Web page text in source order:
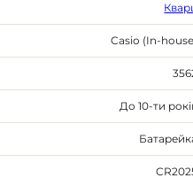
Casio (In-
До 10-ти